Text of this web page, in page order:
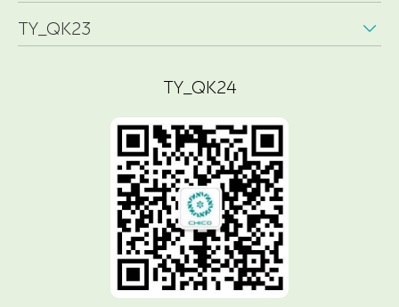
TY_QK23 
TY_QK24